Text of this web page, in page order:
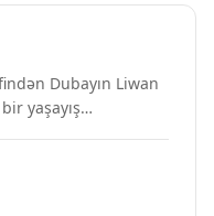
Dubayın Liwan
yaşayış
240 lüks mənzil
yaşayış
möhtəşəm